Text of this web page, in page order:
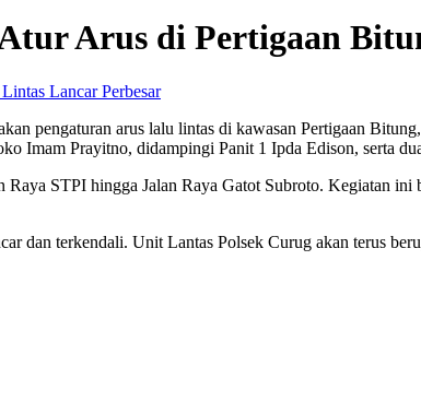
Arus di Pertigaan
Perbesar
pengaturan arus lalu lintas di kawasan Pertigaan
Imam Prayitno, didampingi Panit 1 Ipda Edison, serta
STPI hingga Jalan Raya Gatot Subroto. Kegiatan
dan terkendali. Unit Lantas Polsek Curug akan terus